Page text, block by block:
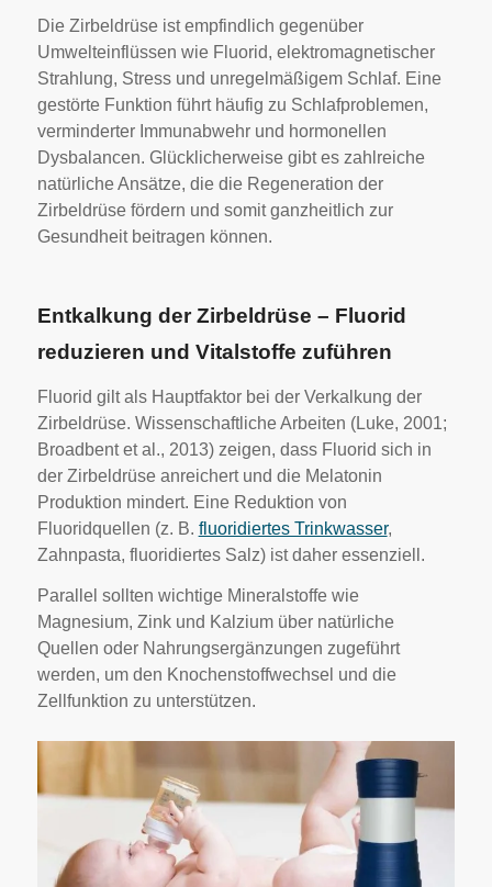
Die Zirbeldrüse ist empfindlich gegenüber
Umwelteinflüssen wie Fluorid, elektromagnetischer
Strahlung, Stress und unregelmäßigem Schlaf. Eine
gestörte Funktion führt häufig zu Schlafproblemen,
verminderter Immunabwehr und hormonellen
Dysbalancen. Glücklicherweise gibt es zahlreiche
natürliche Ansätze, die die Regeneration der
Zirbeldrüse fördern und somit ganzheitlich zur
Gesundheit beitragen können.
Entkalkung der Zirbeldrüse – Fluorid
reduzieren und Vitalstoffe zuführen
Fluorid gilt als Hauptfaktor bei der Verkalkung der
Zirbeldrüse. Wissenschaftliche Arbeiten (Luke, 2001;
Broadbent et al., 2013) zeigen, dass Fluorid sich in
der Zirbeldrüse anreichert und die Melatonin
Produktion mindert. Eine Reduktion von
Fluoridquellen (z. B. fluoridiertes Trinkwasser,
Zahnpasta, fluoridiertes Salz) ist daher essenziell.
Parallel sollten wichtige Mineralstoffe wie
Magnesium, Zink und Kalzium über natürliche
Quellen oder Nahrungsergänzungen zugeführt
werden, um den Knochenstoffwechsel und die
Zellfunktion zu unterstützen.